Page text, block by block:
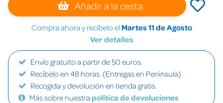
Añadir a la cesta
Compra ahora y recíbelo el Martes 11 de Agosto
Ver detalles
Envío gratuito a partir de 50 euros.
Recíbelo en 48 horas. (Entregas en Península)
Recogida y devolución en tienda gratis.
Más sobre nuestra política de devoluciones